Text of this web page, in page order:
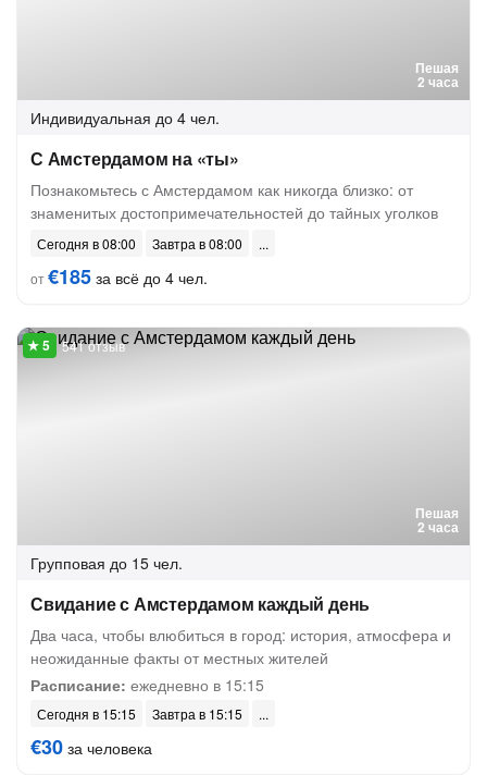
Пешая
2 часа
Индивидуальная до 4 чел.
С Амстердамом на «ты»
Познакомьтесь с Амстердамом как никогда близко: от
знаменитых достопримечательностей до тайных уголков
Сегодня в 08:00
Завтра в 08:00
от€185 за всё до 4 чел.
Пешая
2 часа
541 отзыв
Групповая до 15 чел.
Свидание с Амстердамом каждый день
Два часа, чтобы влюбиться в город: история, атмосфера и
неожиданные факты от местных жителей
Расписание: ежедневно в 15:15
Сегодня в 15:15 Завтра в 15:15
€30 за человека